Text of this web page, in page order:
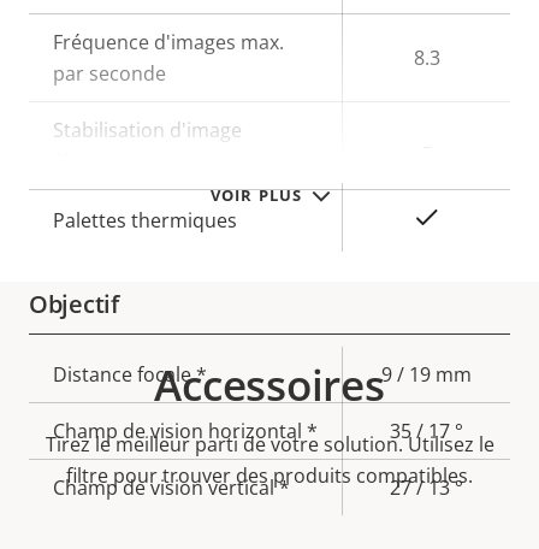
VOIR PLUS
de la
propriété
la
propriété
Fréquence d'images max.
par seconde
8.3
Stabilisation d'image
Palettes thermiques
Objectif
Description
de la
propriété
Valeur de
la
propriété
Distance focale * 9 / 19 mm
Champ de vision horizontal * 35 / 17 °
Champ de vision vertical * 27 / 13 °
Accessoires
Tirez le meilleur parti de votre solution. Utilisez le
filtre pour trouver des produits compatibles.